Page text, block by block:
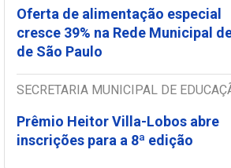
Oferta de alimentação especial
cresce 39% na Rede Municipal
de São Paulo
SECRETARIA MUNICIPAL DE
Prêmio Heitor Villa-Lobos abre
inscrições para a 8ª edição